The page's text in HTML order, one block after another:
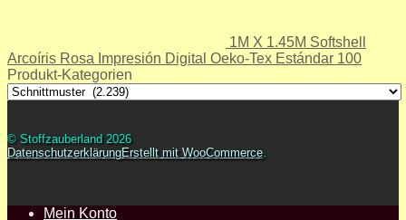
1M X 1.45M Softshell
Arcoíris Rosa Impresión Digital Oeko-Tex Estándar 100
Produkt-Kategorien
© Stoffzauberland 2026
DatenschutzerklärungErstellt mit WooCommerce.
Mein Konto